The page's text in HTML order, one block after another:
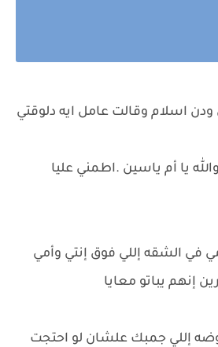
اسلام وقالت عامل ايه دلوقتي
يا أم ياسين .اطمني عليا
في الشقه إللي فوق إنتي وأمي
إنهم يباتو معايا
إللي جمبك علشان لو احتجت